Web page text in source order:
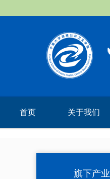
首页 关于我们
旗下产业